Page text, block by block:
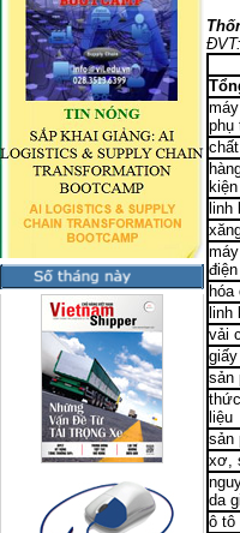
phụ
kiện
linh
hóa
linh
vải
sản
liệu
sản
xơ,
da
ô tô